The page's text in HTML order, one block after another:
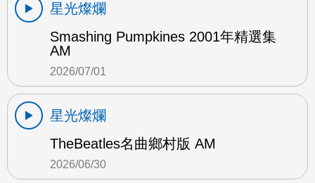
星光燦爛
Smashing Pumpkines 2001年精選集
AM
2026/07/01
星光燦爛
TheBeatles名曲鄉村版 AM
2026/06/30